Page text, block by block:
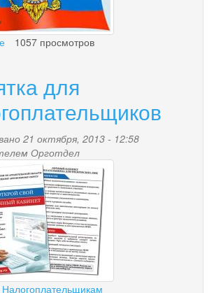
культуры
и
досуга
Палана"
приглашает
1057 просмотров
для
21 октября, 2013 - 12:58
Орготдел
Налогоплательщикам